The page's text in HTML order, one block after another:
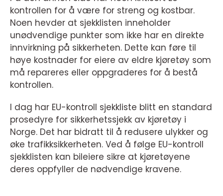
kontrollen for å være for streng og kostbar.
Noen hevder at sjekklisten inneholder
unødvendige punkter som ikke har en direkte
innvirkning på sikkerheten. Dette kan føre til
høye kostnader for eiere av eldre kjøretøy som
må repareres eller oppgraderes for å bestå
kontrollen.
I dag har EU-kontroll sjekkliste blitt en standard
prosedyre for sikkerhetssjekk av kjøretøy i
Norge. Det har bidratt til å redusere ulykker og
øke trafikksikkerheten. Ved å følge EU-kontroll
sjekklisten kan bileiere sikre at kjøretøyene
deres oppfyller de nødvendige kravene.